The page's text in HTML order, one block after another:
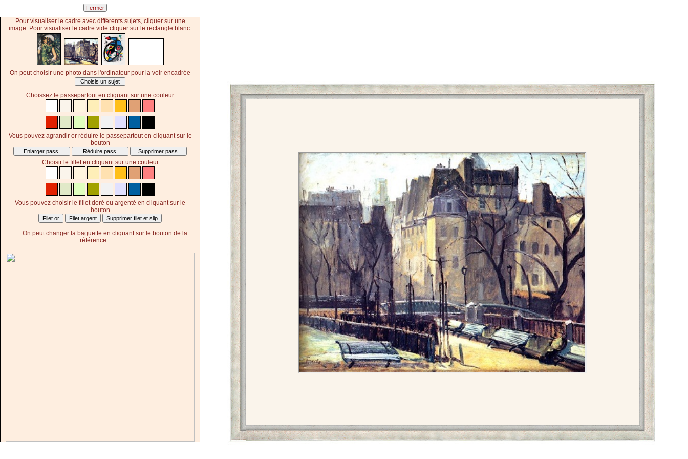
Pour visualiser le cadre avec différents sujets, cliquer sur une
image. Pour visualiser le cadre vide cliquer sur le rectangle blanc.
On peut choisir une photo dans l'ordinateur pour la voir encadrée
Choisis un sujet
Choissez le passepartout en cliquant sur une couleur
Vous pouvez agrandir or réduire le passepartout en cliquant sur le
bouton
Choisir le fillet en cliquant sur une couleur
Vous pouvez choisir le fillet doré ou argenté en cliquant sur le
bouton
On peut changer la baguette en cliquant sur le bouton de la
référence.